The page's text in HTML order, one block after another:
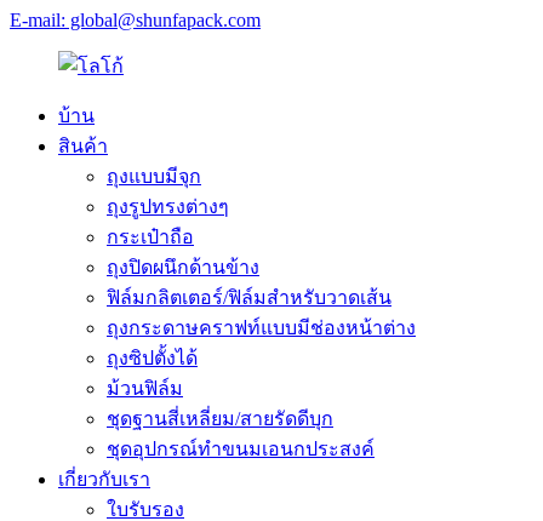
E-mail: global@shunfapack.com
บ้าน
สินค้า
ถุงแบบมีจุก
ถุงรูปทรงต่างๆ
กระเป๋าถือ
ถุงปิดผนึกด้านข้าง
ฟิล์มกลิตเตอร์/ฟิล์มสำหรับวาดเส้น
ถุงกระดาษคราฟท์แบบมีช่องหน้าต่าง
ถุงซิปตั้งได้
ม้วนฟิล์ม
ชุดฐานสี่เหลี่ยม/สายรัดดีบุก
ชุดอุปกรณ์ทำขนมเอนกประสงค์
เกี่ยวกับเรา
ใบรับรอง